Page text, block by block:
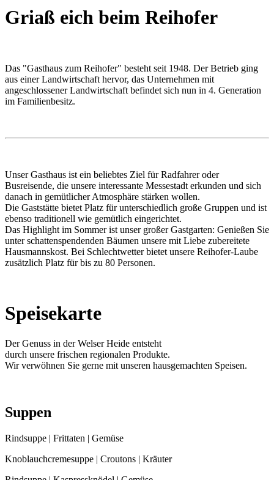
Griaß eich beim Reihofer
Das "Gasthaus zum Reihofer" besteht seit 1948. Der Betrieb ging
aus einer Landwirtschaft hervor, das Unternehmen mit
angeschlossener Landwirtschaft befindet sich nun in 4. Generation
im Familienbesitz.
Unser Gasthaus ist ein beliebtes Ziel für Radfahrer oder
Busreisende, die unsere interessante Messestadt erkunden und sich
danach in gemütlicher Atmosphäre stärken wollen.
Die Gaststätte bietet Platz für unterschiedlich große Gruppen und ist
ebenso traditionell wie gemütlich eingerichtet.
Das Highlight im Sommer ist unser großer Gastgarten: Genießen Sie
unter schattenspendenden Bäumen unsere mit Liebe zubereitete
Hausmannskost. Bei Schlechtwetter bietet unsere Reihofer-Laube
zusätzlich Platz für bis zu 80 Personen.
Speisekarte
Der Genuss in der Welser Heide entsteht
durch unsere frischen regionalen Produkte.
Wir verwöhnen Sie gerne mit unseren hausgemachten Speisen.
Suppen
Rindsuppe | Frittaten | Gemüse
Knoblauchcremesuppe | Croutons | Kräuter